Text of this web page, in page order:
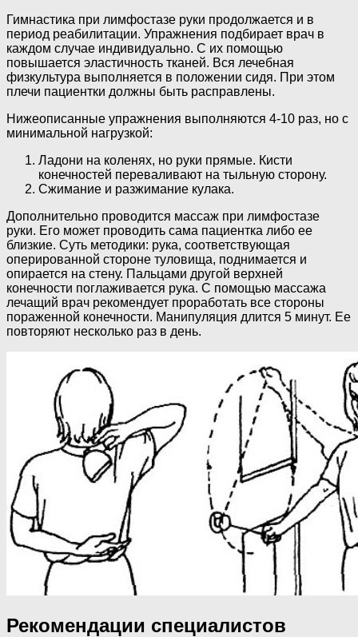
Гимнастика при лимфостазе руки продолжается и в
период реабилитации. Упражнения подбирает врач в
каждом случае индивидуально. С их помощью
повышается эластичность тканей. Вся лечебная
физкультура выполняется в положении сидя. При этом
плечи пациентки должны быть расправлены.
Нижеописанные упражнения выполняются 4-10 раз, но с
минимальной нагрузкой:
Ладони на коленях, но руки прямые. Кисти
конечностей переваливают на тыльную сторону.
Сжимание и разжимание кулака.
Дополнительно проводится массаж при лимфостазе
руки. Его может проводить сама пациентка либо ее
близкие. Суть методики: рука, соответствующая
оперированной стороне туловища, поднимается и
опирается на стену. Пальцами другой верхней
конечности поглаживается рука. С помощью массажа
лечащий врач рекомендует проработать все стороны
пораженной конечности. Манипуляция длится 5 минут. Ее
повторяют несколько раз в день.
Рекомендации специалистов